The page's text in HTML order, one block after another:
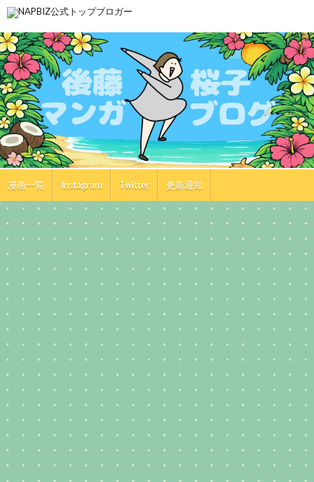
漫画一覧 Instagram Twitter 更新通知